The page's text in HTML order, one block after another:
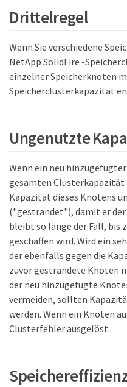
Drittelregel
Wenn Sie verschiedene
NetApp SolidFire -
einzelner Speicherknoten
Speicherclusterkapazität
Ungenutzte
Wenn ein neu
gesamten Clusterkapazität
Kapazität dieses Knotens
("gestrandet"), damit er
bleibt so lange der Fall, bis
geschaffen wird. Wird ein
der ebenfalls gegen die
zuvor gestrandete Knoten
der neu hinzugefügte
vermeiden, sollten
werden. Wenn ein Knoten
Clusterfehler ausgelöst.